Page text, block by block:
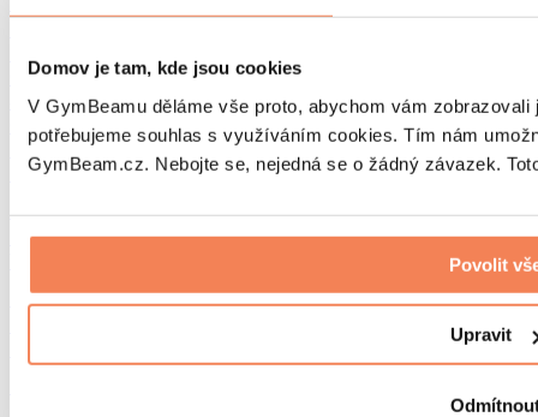
Domov je tam, kde jsou cookies
V GymBeamu děláme vše proto, abychom vám
potřebujeme souhlas s využíváním cookies. Tím nám
GymBeam.cz. Nebojte se, nejedná se o žádný závazek.
Povolit
Upravit
Cyklistika
Jóga a pilates
Otužování
Plavání
Turistika
Biohacking
Red Light Therapy
Ekodrogerie